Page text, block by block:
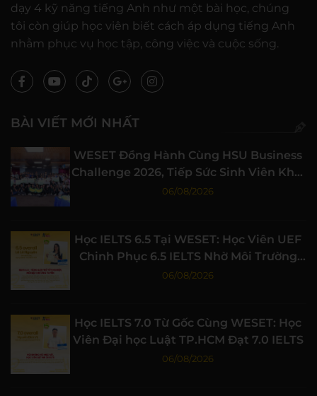
dạy 4 kỹ năng tiếng Anh như một bài học, chúng
tôi còn giúp học viên biết cách áp dụng tiếng Anh
nhằm phục vụ học tập, công việc và cuộc sống.
BÀI VIẾT MỚI NHẤT
WESET Đồng Hành Cùng HSU Business
Challenge 2026, Tiếp Sức Sinh Viên Khởi
Nghiệp
06/08/2026
Học IELTS 6.5 Tại WESET: Học Viên UEF
Chinh Phục 6.5 IELTS Nhờ Môi Trường
Học Tập Chất Lượng
06/08/2026
Học IELTS 7.0 Từ Gốc Cùng WESET: Học
Viên Đại học Luật TP.HCM Đạt 7.0 IELTS
06/08/2026